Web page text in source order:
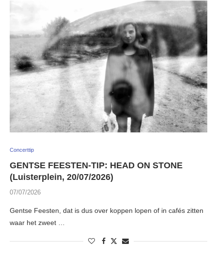
Concerttip
GENTSE FEESTEN-TIP: HEAD ON STONE
(Luisterplein, 20/07/2026)
07/07/2026
Gentse Feesten, dat is dus over koppen lopen of in cafés zitten
waar het zweet …